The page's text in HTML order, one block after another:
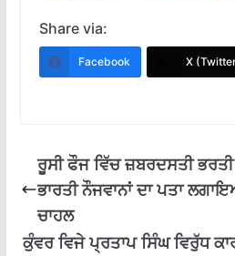
e
b
k
at
s
p
e
gr l
Share via:
Facebook X
ਰੂਸੀ ਫੌਜ ਵਿੱਚ ਜ਼ਬਰਦਸਤੀ
ਭਾਰਤੀ ਨੌਜਵਾਨਾਂ ਦਾ ਪਤਾ
ਚਾਹਲ
ਕੁੰਵਰ ਵਿਜੇ ਪ੍ਰਤਾਪ ਸਿੰਘ ਵਿਰੁੱਧ